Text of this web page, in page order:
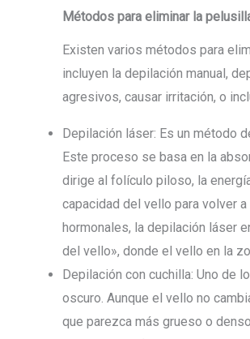
Métodos para eliminar la
Existen varios métodos para
incluyen la depilación manual,
agresivos, causar irritación, o
Depilación láser: Es un método
Este proceso se basa en la
dirige al folículo piloso, la
capacidad del vello para volver
hormonales, la depilación láser
del vello», donde el vello en la
Depilación con cuchilla: Uno de
oscuro. Aunque el vello no
que parezca más grueso o